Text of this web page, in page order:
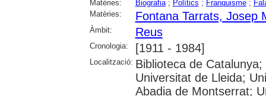
Matèries: Biografia; Polítics ; Franquisme;
Matèries:
Fontana Tarrats, Josep
Àmbit: Reus
Cronologia: [1911 - 1984]
Localització: Biblioteca de
Universitat de Lleida;
Abadia de Montserrat;